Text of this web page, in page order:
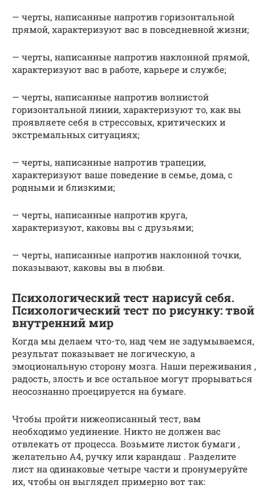
— черты, написанные напротив горизонтальной
прямой, характеризуют вас в повседневной жизни;
— черты, написанные напротив наклонной прямой,
характеризуют вас в работе, карьере и службе;
— черты, написанные напротив волнистой
горизонтальной линии, характеризуют то, как вы
проявляете себя в стрессовых, критических и
экстремальных ситуациях;
— черты, написанные напротив трапеции,
характеризуют ваше поведение в семье, дома, с
родными и близкими;
— черты, написанные напротив круга,
характеризуют, каковы вы с друзьями;
— черты, написанные напротив наклонной точки,
показывают, каковы вы в любви.
Психологический тест нарисуй себя.
Психологический тест по рисунку: твой
внутренний мир
Когда мы делаем что-то, над чем не задумываемся,
результат показывает не логическую, а
эмоциональную сторону мозга. Наши переживания ,
радость, злость и все остальное могут прорываться
неосознанно проецируется на бумаге.
Чтобы пройти нижеописанный тест, вам
необходимо уединение. Никто не должен вас
отвлекать от процесса. Возьмите листок бумаги ,
желательно А4, ручку или карандаш . Разделите
лист на одинаковые четыре части и пронумеруйте
их, чтобы он выглядел примерно вот так: